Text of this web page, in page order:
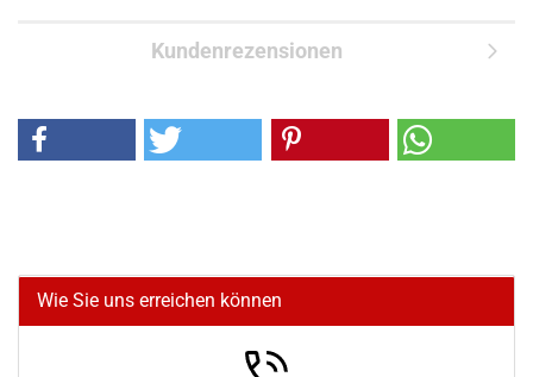
Kundenrezensionen
Wie Sie uns erreichen können